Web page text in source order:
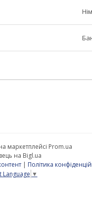
маркетплейсі Prom.ua
на Bigl.ua
| Політика
Language ▼